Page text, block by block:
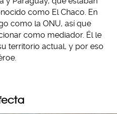
como El Chaco. En
como la ONU, así que
como mediador. Él le
territorio actual, y por eso